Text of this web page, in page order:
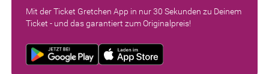
Mit der Ticket Gretchen App in nur 30 Sekunden zu Deinem
Ticket - und das garantiert zum Originalpreis!